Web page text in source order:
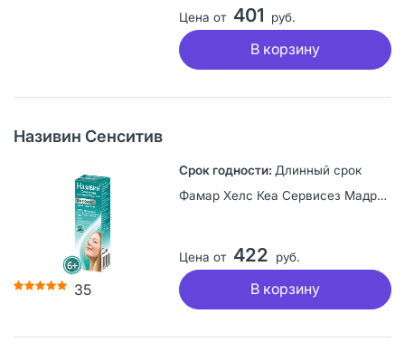
Цена от 401 руб.
В корзину
Називин Сенситив
35
Длинный срок
Фамар Хелс Кеа Сервисез Мадрид С.А.У., Испания
Цена от 422 руб.
В корзину